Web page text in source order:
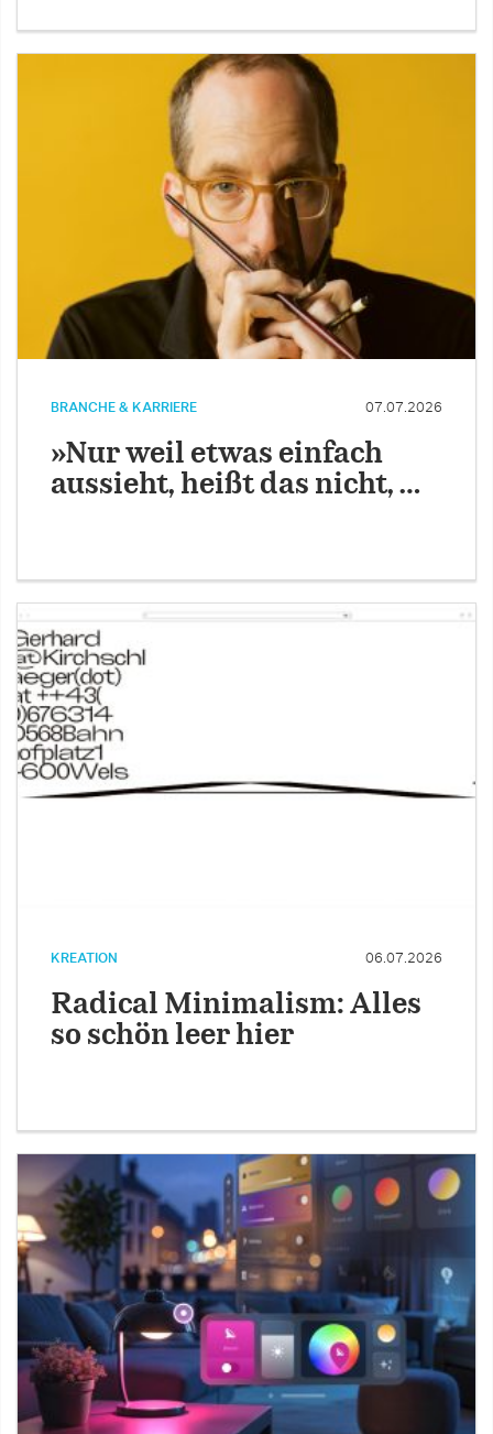
BRANCHE & KARRIERE 07.07.2026
»Nur weil etwas einfach
aussieht, heißt das nicht, …
KREATION 06.07.2026
Radical Minimalism: Alles
so schön leer hier